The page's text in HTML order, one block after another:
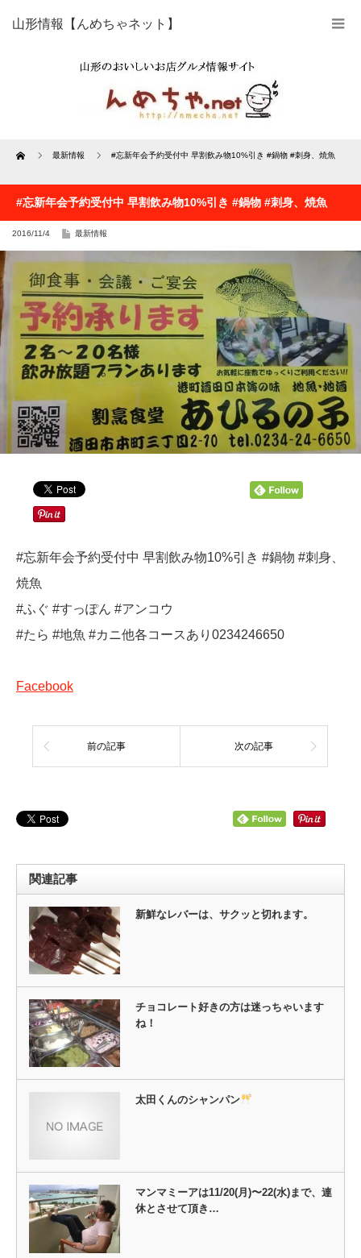
山形情報【んめちゃネット】
Home 最新情報 #忘新年会予約受付中 早割飲み物10%引き #鍋物 #刺身、焼魚
#忘新年会予約受付中 早割飲み物10%引き #鍋物 #刺身、焼魚
2016/11/4 最新情報
#忘新年会予約受付中 早割飲み物10%引き #鍋物 #刺身、
焼魚
#ふぐ #すっぽん #アンコウ
#たら #地魚 #カニ他各コースあり0234246650
Facebook
前の記事 次の記事
関連記事
新鮮なレバーは、サクッと切れます。
チョコレート好きの方は迷っちゃいます
ね！
太田くんのシャンパン
マンマミーアは11/20(月)〜22(水)まで、連
休とさせて頂き…